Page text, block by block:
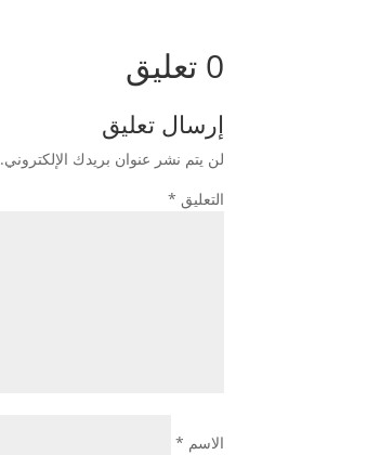
0 تعليق
إرسال تعليق
لن يتم نشر عنوان بريدك الإلكتروني.
التعليق *
الاسم *